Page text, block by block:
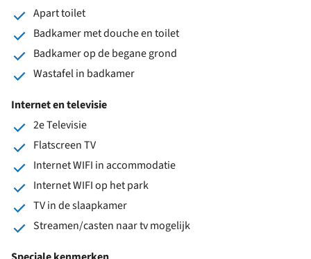
Apart toilet
Badkamer met douche en toilet
Badkamer op de begane grond
Wastafel in badkamer
Internet en televisie
2e Televisie
Flatscreen TV
Internet WIFI in accommodatie
Internet WIFI op het park
TV in de slaapkamer
Streamen/casten naar tv mogelijk